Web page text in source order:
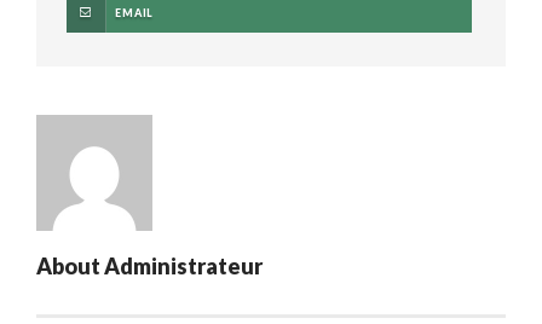
EMAIL
AboutAdministrateur